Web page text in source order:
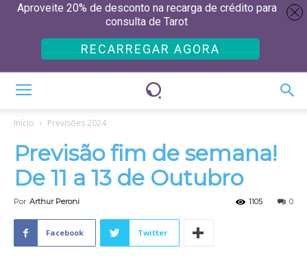
Início Previsões 2024
Previsão fim de semana!
De 11 a 13 de Outubro
Por Arthur Peroni 0
1105
Facebook Twitter
Aproveite 20% de desconto na recarga de crédito para
consulta de Tarot
RECARREGAR AGORA